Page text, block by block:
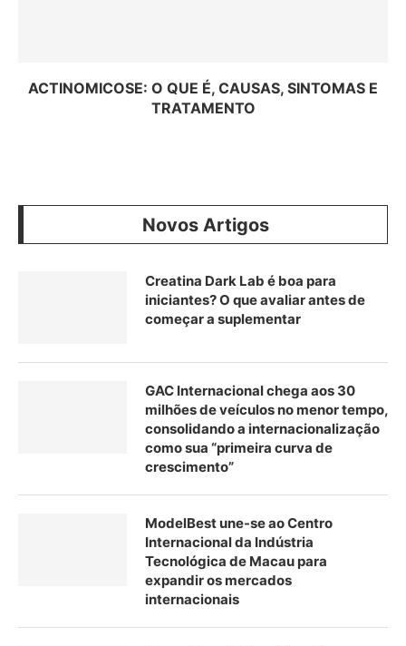
ACTINOMICOSE: O QUE É, CAUSAS, SINTOMAS E
TRATAMENTO
Novos Artigos
Creatina Dark Lab é boa para
iniciantes? O que avaliar antes de
começar a suplementar
GAC Internacional chega aos 30
milhões de veículos no menor tempo,
consolidando a internacionalização
como sua “primeira curva de
crescimento”
ModelBest une-se ao Centro
Internacional da Indústria
Tecnológica de Macau para
expandir os mercados
internacionais